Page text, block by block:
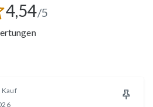
4,54/5